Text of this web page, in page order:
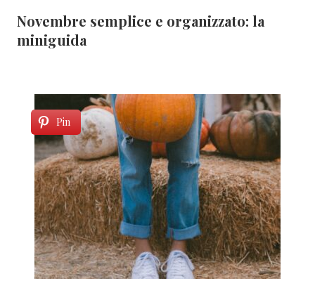
Novembre semplice e organizzato: la
miniguida
Pin